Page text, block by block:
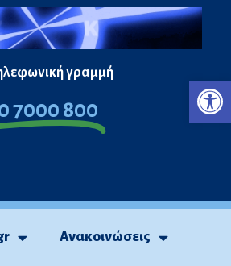
γραμμή
7000 800
Ανακοινώσεις